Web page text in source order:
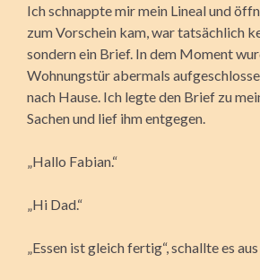
Ich schnappte mir mein Lineal und
zum Vorschein kam, war tatsächlich
sondern ein Brief. In dem Moment
Wohnungstür abermals
nach Hause. Ich legte den Brief zu
Sachen und lief ihm entgegen.
„Hallo Fabian.“
„Hi Dad.“
„Essen ist gleich fertig“, schallte es